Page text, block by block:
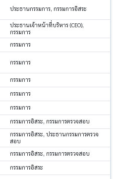
ประธานกรรมการ, กรรมการอิสระ
ประธานเจ้าหน้าที่บริหาร (CEO),
กรรมการ
กรรมการ
กรรมการ
กรรมการ
กรรมการ
กรรมการ
กรรมการอิสระ, กรรมการตรวจสอบ
กรรมการอิสระ, ประธานกรรมการตรวจ
สอบ
กรรมการอิสระ, กรรมการตรวจสอบ
กรรมการอิสระ